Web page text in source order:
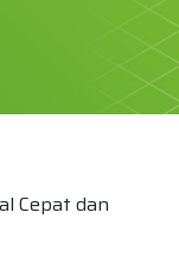
Cepat dan